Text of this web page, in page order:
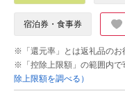
宿泊券・食事券
※「還元率」とは返礼品のお
※「控除上限額」の範囲内で
除上限額を調べる）